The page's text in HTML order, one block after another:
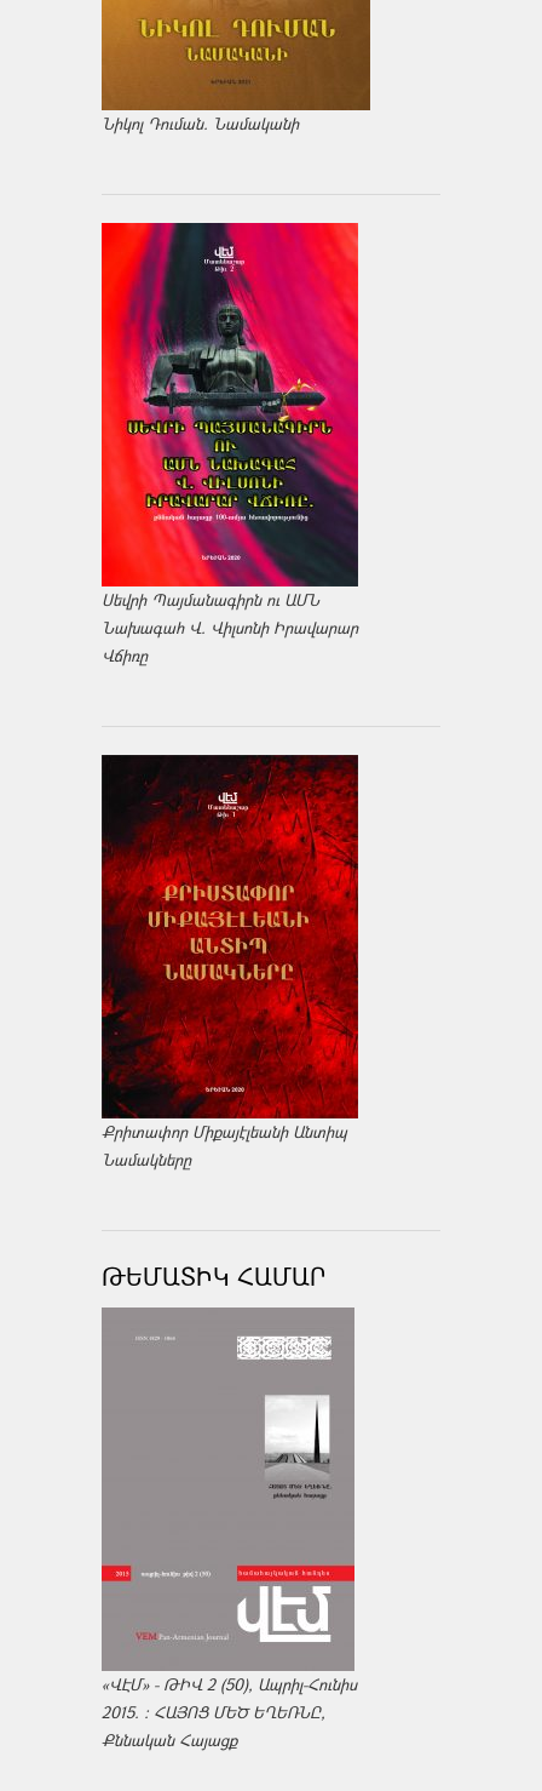
Նիկոլ Դուման. Նամականի
Սեվրի Պայմանագիրն ու ԱՄՆ
Նախագահ Վ. Վիլսոնի Իրավարար
Վճիռը
Քրիտափոր Միքայէլեանի Անտիպ
Նամակները
ԹԵՄԱՏԻԿ ՀԱՄԱՐ
«ՎԷՄ» - ԹԻՎ 2 (50), Ապրիլ-Հունիս
2015. : ՀԱՅՈՑ ՄԵԾ ԵՂԵՌՆԸ,
Քննական Հայացք